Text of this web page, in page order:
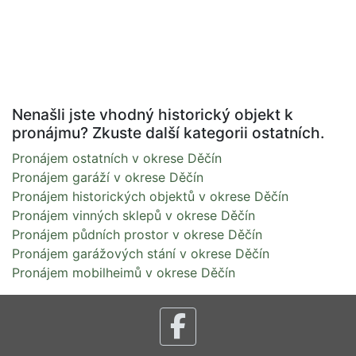
Nenašli jste vhodný historický objekt k
pronájmu? Zkuste další kategorii ostatních.
Pronájem ostatních v okrese Děčín
Pronájem garáží v okrese Děčín
Pronájem historických objektů v okrese Děčín
Pronájem vinných sklepů v okrese Děčín
Pronájem půdních prostor v okrese Děčín
Pronájem garážových stání v okrese Děčín
Pronájem mobilheimů v okrese Děčín